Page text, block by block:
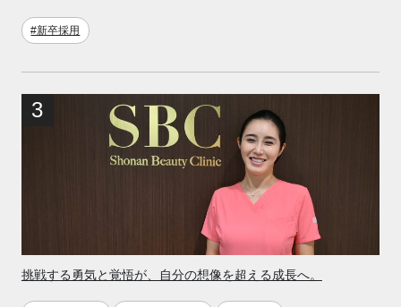
#新卒採用
挑戦する勇気と覚悟が、自分の想像を超える成長へ。